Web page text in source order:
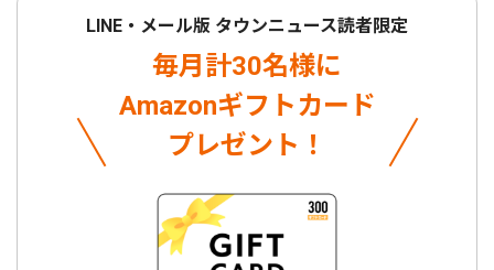
LINE・メール版 タウンニュース読者限定
毎月計30名様に
Amazonギフトカード
プレゼント！